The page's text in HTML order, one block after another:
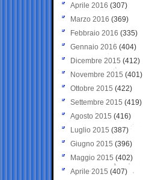
Aprile 2016 (307)
Marzo 2016 (369)
Febbraio 2016 (335)
Gennaio 2016 (404)
Dicembre 2015 (412)
Novembre 2015 (401)
Ottobre 2015 (422)
Settembre 2015 (419)
Agosto 2015 (416)
Luglio 2015 (387)
Giugno 2015 (396)
Maggio 2015 (402)
Aprile 2015 (407)